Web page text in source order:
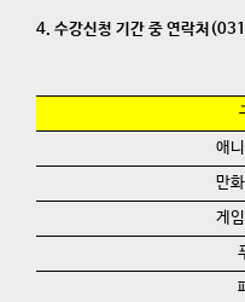
4. 수강신청 기간 중 연락처
애
만
게